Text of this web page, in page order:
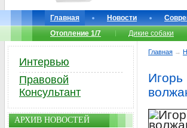
Главная Новости
Отопление 1/7
Дикие собаки
Главная →
Игорь
Интервью
Правовой
Консультант
АРХИВ НОВОСТЕЙ